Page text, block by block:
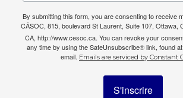
By submitting this form, you are consenting to receive
CÃSOC, 815, boulevard St Laurent, Suite 107, Ottawa,
CA, http://www.cesoc.ca. You can revoke your
any time by using the SafeUnsubscribe® link, found
email. Emails are serviced by Constant
S'inscrire